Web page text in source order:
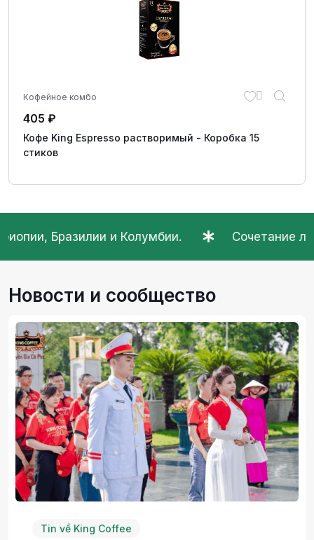
Кофейное комбо
405 ₽
Кофе King Espresso растворимый - Коробка 15
стиков
Сочетание лучших зерен робусты из
Новости и сообщество
Kiến Thức Cà Phê